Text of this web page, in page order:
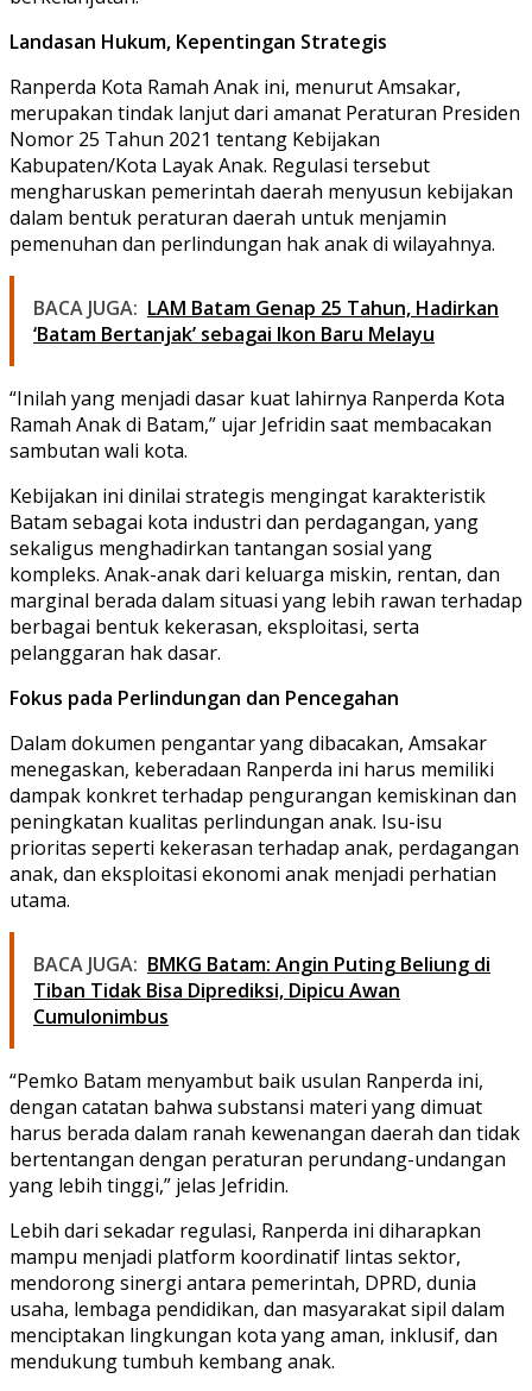
Landasan Hukum, Kepentingan Strategis
Ranperda Kota Ramah Anak ini, menurut Amsakar,
merupakan tindak lanjut dari amanat Peraturan Presiden
Nomor 25 Tahun 2021 tentang Kebijakan
Kabupaten/Kota Layak Anak. Regulasi tersebut
mengharuskan pemerintah daerah menyusun kebijakan
dalam bentuk peraturan daerah untuk menjamin
pemenuhan dan perlindungan hak anak di wilayahnya.
BACA JUGA: LAM Batam Genap 25 Tahun, Hadirkan
‘Batam Bertanjak’ sebagai Ikon Baru Melayu
“Inilah yang menjadi dasar kuat lahirnya Ranperda Kota
Ramah Anak di Batam,” ujar Jefridin saat membacakan
sambutan wali kota.
Kebijakan ini dinilai strategis mengingat karakteristik
Batam sebagai kota industri dan perdagangan, yang
sekaligus menghadirkan tantangan sosial yang
kompleks. Anak-anak dari keluarga miskin, rentan, dan
marginal berada dalam situasi yang lebih rawan terhadap
berbagai bentuk kekerasan, eksploitasi, serta
pelanggaran hak dasar.
Fokus pada Perlindungan dan Pencegahan
Dalam dokumen pengantar yang dibacakan, Amsakar
menegaskan, keberadaan Ranperda ini harus memiliki
dampak konkret terhadap pengurangan kemiskinan dan
peningkatan kualitas perlindungan anak. Isu-isu
prioritas seperti kekerasan terhadap anak, perdagangan
anak, dan eksploitasi ekonomi anak menjadi perhatian
utama.
BACA JUGA: BMKG Batam: Angin Puting Beliung di
Tiban Tidak Bisa Diprediksi, Dipicu Awan
Cumulonimbus
“Pemko Batam menyambut baik usulan Ranperda ini,
dengan catatan bahwa substansi materi yang dimuat
harus berada dalam ranah kewenangan daerah dan tidak
bertentangan dengan peraturan perundang-undangan
yang lebih tinggi,” jelas Jefridin.
Lebih dari sekadar regulasi, Ranperda ini diharapkan
mampu menjadi platform koordinatif lintas sektor,
mendorong sinergi antara pemerintah, DPRD, dunia
usaha, lembaga pendidikan, dan masyarakat sipil dalam
menciptakan lingkungan kota yang aman, inklusif, dan
mendukung tumbuh kembang anak.